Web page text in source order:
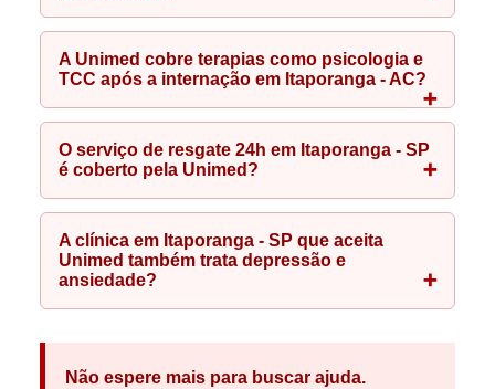
A Unimed cobre terapias como psicologia e
TCC após a internação em Itaporanga - AC?
O serviço de resgate 24h em Itaporanga - SP
é coberto pela Unimed?
A clínica em Itaporanga - SP que aceita
Unimed também trata depressão e
ansiedade?
Não espere mais para buscar ajuda.